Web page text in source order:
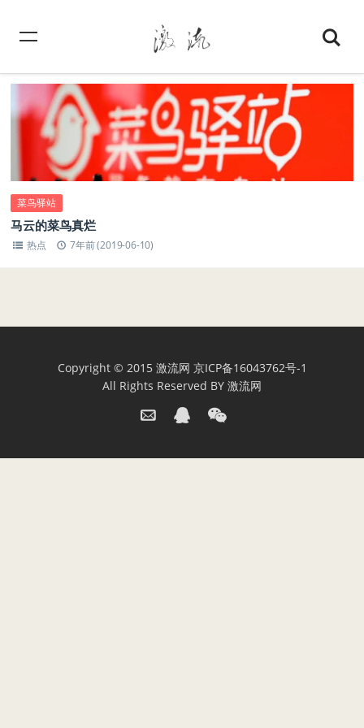
菜鸟驿站
马云的菜鸟真烂
热点 7年前 (2019-06-10)
Copyright © 2015 激流网 京ICP备16043762号-1
All Rights Reserved BY 激流网